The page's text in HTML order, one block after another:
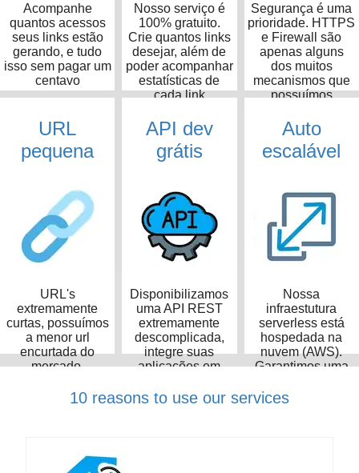
Acompanhe
quantos acessos
seus links estão
gerando, e tudo
isso sem pagar um
centavo
Nosso serviço é
100% gratuito.
Crie quantos links
desejar, além de
poder acompanhar
estatísticas de
cada link
Segurança é uma
prioridade. HTTPS
e Firewall são
apenas alguns
dos muitos
mecanismos que
possuímos
URL
pequena
URL's
extremamente
curtas, possuímos
a menor url
encurtada do
mercado,
14 caracteres
API dev
grátis
Disponibilizamos
uma API REST
extremamente
descomplicada,
integre suas
aplicações em
Auto
escalável
Nossa
infraestutura
serverless está
hospedada na
nuvem (AWS).
Garantimos uma
disponibilidade de
10 reasons to use our services